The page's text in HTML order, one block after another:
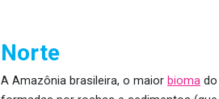
Norte
A Amazônia brasileira, o maior bioma